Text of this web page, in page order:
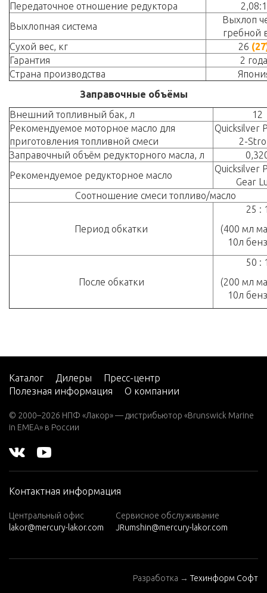
Передаточное отношение редуктора
2,08:1
Выхлопная система
Выхлоп
гребной
Сухой вес, кг
26
Гарантия
2 года
Страна производства
Заправочные объёмы
Внешний топливный бак, л
12
Рекомендуемое моторное масло для
приготовления топливной смеси
Quicksilver
2-
Заправочный объём редукторного масла, л
Рекомендуемое редукторное масло
Quicksilver
Gear
Соотношение смеси топливо/масло
Период обкатки
25 :
(400 мл
10л
После обкатки
50 :
(200 мл
10л
Каталог Дилеры
Пресс-центр
Полезная информация
О компании
© 2000–2026 НПФ «Лакор» — дистрибьютор «Brunswick Marine
in EMEA» в России
Контактная информация
Центральный офис
lakor@mercury-lakor.com
Сервисное обслуживание
JRumshin@mercury-lakor.com
Разработка → Техинформ Софт